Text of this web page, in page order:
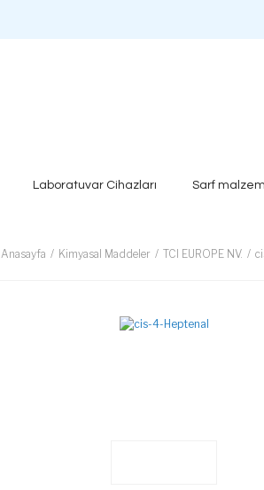
Laboratuvar Cihazları Sarf
Anasayfa Kimyasal Maddeler TCI EUROPE NV.